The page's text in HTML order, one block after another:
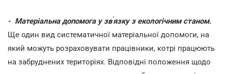
- Матеріальна допомога у зв'язку з екологічним станом.
Ще один вид систематичної матеріальної допомоги, на
який можуть розраховувати працівники, котрі працюють
на забруднених територіях. Відповідні положення щодо